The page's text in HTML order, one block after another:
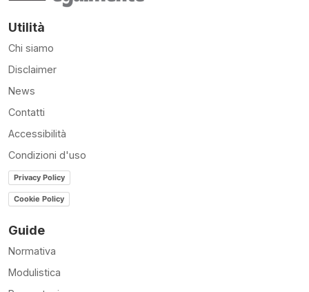
Utilità
Chi siamo
Disclaimer
News
Contatti
Accessibilità
Condizioni d'uso
Privacy Policy
Cookie Policy
Guide
Normativa
Modulistica